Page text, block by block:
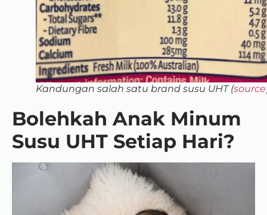
Kandungan salah satu brand susu UHT (source
Bolehkah Anak Minum
Susu UHT Setiap Hari?